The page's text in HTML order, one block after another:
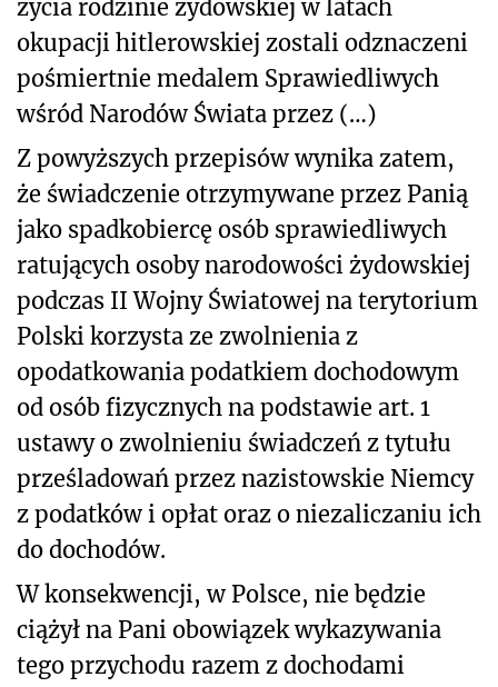
życia rodzinie żydowskiej w latach
okupacji hitlerowskiej zostali odznaczeni
pośmiertnie medalem Sprawiedliwych
wśród Narodów Świata przez (…)
Z powyższych przepisów wynika zatem,
że świadczenie otrzymywane przez Panią
jako spadkobiercę osób sprawiedliwych
ratujących osoby narodowości żydowskiej
podczas II Wojny Światowej na terytorium
Polski korzysta ze zwolnienia z
opodatkowania podatkiem dochodowym
od osób fizycznych na podstawie art. 1
ustawy o zwolnieniu świadczeń z tytułu
prześladowań przez nazistowskie Niemcy
z podatków i opłat oraz o niezaliczaniu ich
do dochodów.
W konsekwencji, w Polsce, nie będzie
ciążył na Pani obowiązek wykazywania
tego przychodu razem z dochodami